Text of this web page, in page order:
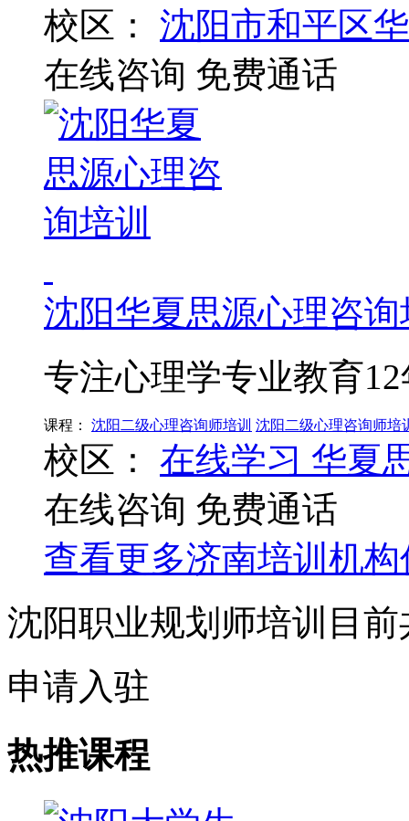
校区：
沈阳市和平区
在线咨询 免费通话
沈阳华夏思源心理咨询
专注心理学专业教育12
课程： 沈阳二级心理咨询师培训 沈阳二级心理咨询师培
校区： 在线学习 华夏
在线咨询 免费通话
查看更多济南培训机构
沈阳职业规划师培训目
申请入驻
热推课程